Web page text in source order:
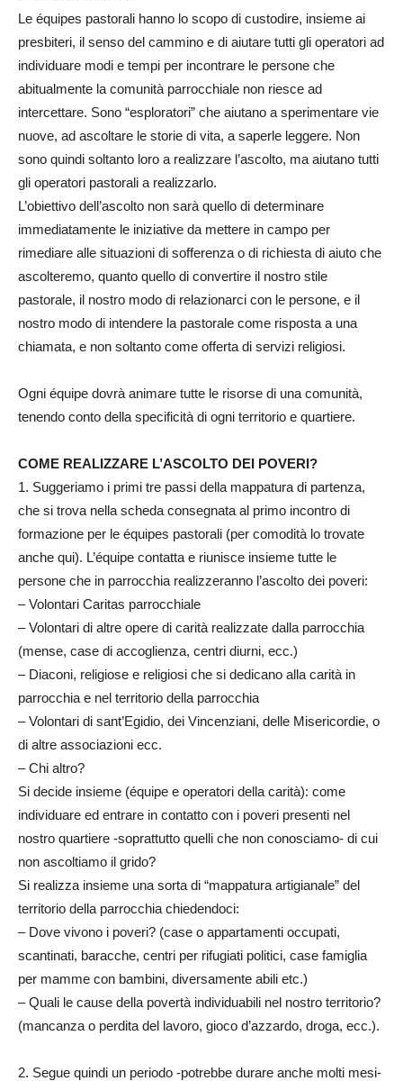
Le équipes pastorali hanno lo scopo di custodire, insieme ai
presbiteri, il senso del cammino e di aiutare tutti gli operatori ad
individuare modi e tempi per incontrare le persone che
abitualmente la comunità parrocchiale non riesce ad
intercettare. Sono “esploratori” che aiutano a sperimentare vie
nuove, ad ascoltare le storie di vita, a saperle leggere. Non
sono quindi soltanto loro a realizzare l’ascolto, ma aiutano tutti
gli operatori pastorali a realizzarlo.
L’obiettivo dell’ascolto non sarà quello di determinare
immediatamente le iniziative da mettere in campo per
rimediare alle situazioni di sofferenza o di richiesta di aiuto che
ascolteremo, quanto quello di convertire il nostro stile
pastorale, il nostro modo di relazionarci con le persone, e il
nostro modo di intendere la pastorale come risposta a una
chiamata, e non soltanto come offerta di servizi religiosi.
Ogni équipe dovrà animare tutte le risorse di una comunità,
tenendo conto della specificità di ogni territorio e quartiere.
COME REALIZZARE L’ASCOLTO DEI POVERI?
1. Suggeriamo i primi tre passi della mappatura di partenza,
che si trova nella scheda consegnata al primo incontro di
formazione per le équipes pastorali (per comodità lo trovate
anche qui). L’équipe contatta e riunisce insieme tutte le
persone che in parrocchia realizzeranno l’ascolto dei poveri:
– Volontari Caritas parrocchiale
– Volontari di altre opere di carità realizzate dalla parrocchia
(mense, case di accoglienza, centri diurni, ecc.)
– Diaconi, religiose e religiosi che si dedicano alla carità in
parrocchia e nel territorio della parrocchia
– Volontari di sant’Egidio, dei Vincenziani, delle Misericordie, o
di altre associazioni ecc.
– Chi altro?
Si decide insieme (équipe e operatori della carità): come
individuare ed entrare in contatto con i poveri presenti nel
nostro quartiere -soprattutto quelli che non conosciamo- di cui
non ascoltiamo il grido?
Si realizza insieme una sorta di “mappatura artigianale” del
territorio della parrocchia chiedendoci:
– Dove vivono i poveri? (case o appartamenti occupati,
scantinati, baracche, centri per rifugiati politici, case famiglia
per mamme con bambini, diversamente abili etc.)
– Quali le cause della povertà individuabili nel nostro territorio?
(mancanza o perdita del lavoro, gioco d’azzardo, droga, ecc.).
2. Segue quindi un periodo -potrebbe durare anche molti mesi-